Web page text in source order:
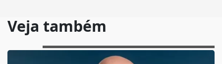
Veja também